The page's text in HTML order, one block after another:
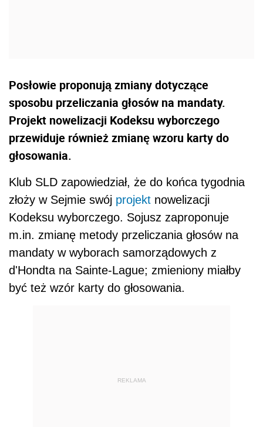
Posłowie proponują zmiany dotyczące
sposobu przeliczania głosów na mandaty.
Projekt nowelizacji Kodeksu wyborczego
przewiduje również zmianę wzoru karty do
głosowania.
Klub SLD zapowiedział, że do końca tygodnia
złoży w Sejmie swój projekt nowelizacji
Kodeksu wyborczego. Sojusz zaproponuje
m.in. zmianę metody przeliczania głosów na
mandaty w wyborach samorządowych z
d'Hondta na Sainte-Lague; zmieniony miałby
być też wzór karty do głosowania.
REKLAMA